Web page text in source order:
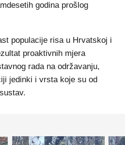
godina prošlog
populacije risa u Hrvatskoj i
proaktivnih mjera
rada na održavanju,
jedinki i vrsta koje su od